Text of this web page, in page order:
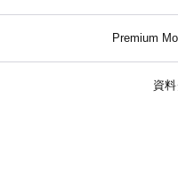
Premium
資